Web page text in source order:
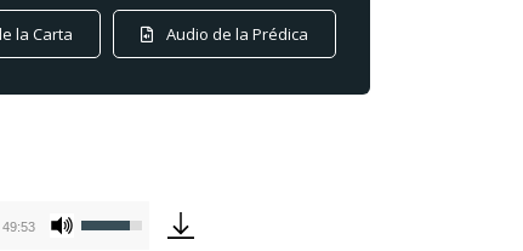
Audio de la Prédica
la Carta
49:53
Utiliza